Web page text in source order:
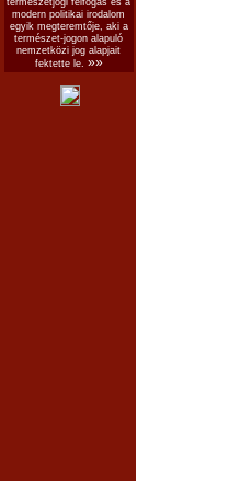
természetjogi felfogás és a
modern politikai irodalom
egyik megteremtője, aki a
természet-jogon alapuló
nemzetközi jog alapjait
fektette le. »»